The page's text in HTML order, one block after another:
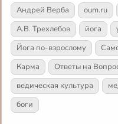
Андрей Верба oum.ru
А.В. Трехлебов
йога
Йога по-взрослому
Карма
Ответы на
ведическая культура
боги